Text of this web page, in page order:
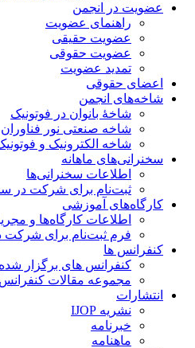
عضویت در انجمن
راهنمای عضویت
عضویت حقیقی
عضویت حقوقی
تمدید عضویت
اعضای حقوقی
شاخه‌های انجمن
شاخۀ بانوان در فوتونیک
شاخه صنعتی نور فناوران
شاخه‌ الکترونیک و
سخنرانی‌های ماهانه
اطلاعات سخنرانی‌‌ها
ثبت‌نام برای شرکت در
کارگاه‌های آموزشی
اطلاعات کارگاه‌ها و
فرم ثبت‌نام برای شرکت
کنفرانس ها
کنفرانس های برگزار شده
مجموعه مقالات
انتشارات
نشریه IJOP
خبرنامه
ماهنامه